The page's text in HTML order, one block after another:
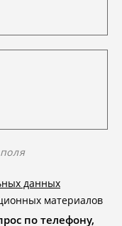
данных
материалов
по телефону,